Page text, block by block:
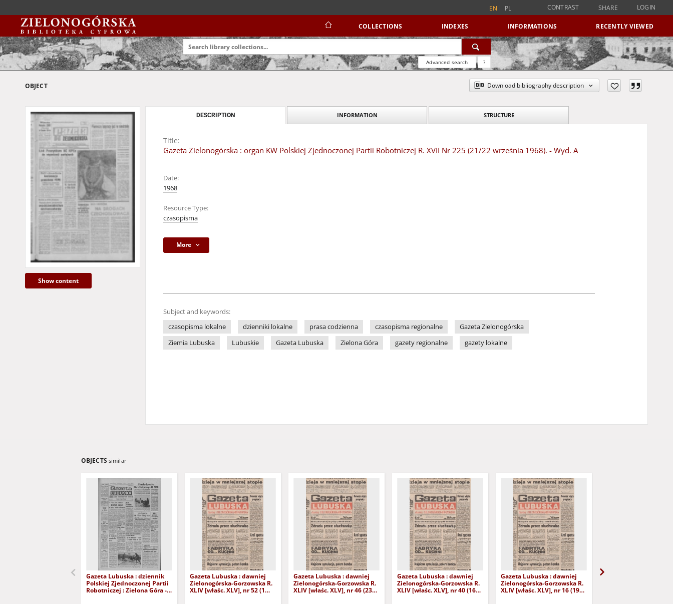
EN PL CONTRAST SHARE LOGIN
COLLECTIONS INDEXES INFORMATIONS RECENTLY VIEWED
Advanced search ?
OBJECT Download bibliography description
Show content
DESCRIPTION INFORMATION STRUCTURE
Title:
Gazeta Zielonogórska : organ KW Polskiej Zjednoczonej Partii Robotniczej R. XVII Nr 225 (21/22 września 1968). - Wyd. A
Date:
1968
Resource Type:
czasopisma
More
Subject and keywords:
czasopisma lokalne
dzienniki lokalne prasa codzienna czasopisma regionalne
Gazeta Zielonogórska
Ziemia Lubuska
Lubuskie Gazeta Lubuska Zielona Góra gazety regionalne gazety lokalne
OBJECTS similar
Gazeta Lubuska : dziennik
Polskiej Zjednoczonej Partii
Robotniczej : Zielona Góra -
Gazeta Lubuska : dawniej
Zielonogórska-Gorzowska R.
XLIV [właśc. XLV], nr 52 (1
Gazeta Lubuska : dawniej
Zielonogórska-Gorzowska R.
XLIV [właśc. XLV], nr 46 (23
Gazeta Lubuska : dawniej
Zielonogórska-Gorzowska R.
XLIV [właśc. XLV], nr 40 (16
Gazeta Lubuska : dawniej
Zielonogórska-Gorzowska R.
XLIV [właśc. XLV], nr 16 (19